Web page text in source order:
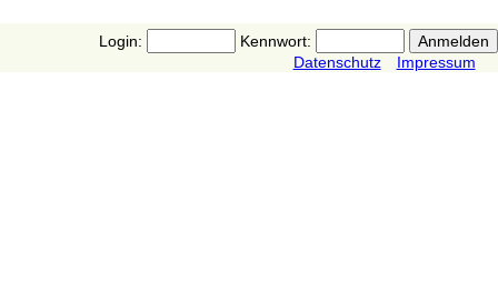
Login:
Kennwort:
Datenschutz
Impressum